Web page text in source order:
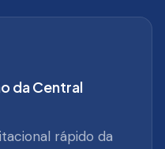
da Central
rápido da